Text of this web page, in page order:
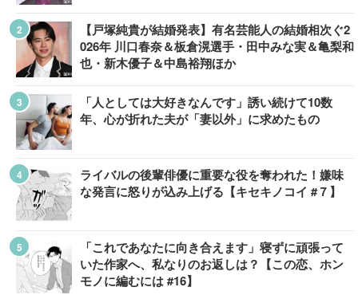
【戸塚純貴が結婚発表】有名芸能人の結婚相次ぐ2
026年 川口春奈＆板倉滉選手・田中みな実＆亀梨和
也・新木優子＆中島裕翔ほか
「人としては大好きなんです」誘い続けて10数
年、心が折れた夫が「妻以外」に求めたもの
ライバルの後輩俳優に重要な役を奪われた！嫌味
な発言に怒りが込み上げる【キセキノコイ #７】
「これであなたに向き合えます」寝ずに頑張って
いた作家へ、私なりのお返しは？【この恋、ホン
モノに編むには #16】